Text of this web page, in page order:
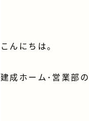
こんにちは。
建成ホーム･営業部の